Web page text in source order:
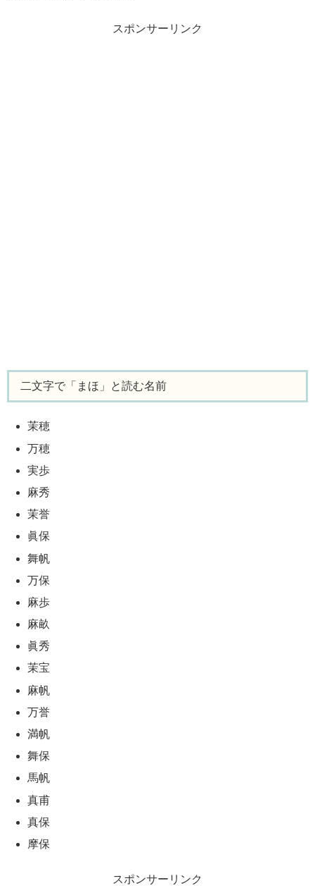
スポンサーリンク
二文字で「まほ」と読む名前
茉穂
万穂
実歩
麻秀
茉誉
眞保
舞帆
万保
麻歩
麻畝
眞秀
茉宝
麻帆
万誉
満帆
舞保
馬帆
真甫
真保
摩保
スポンサーリンク